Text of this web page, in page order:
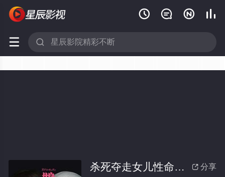
   
 
 分享
杀死夺走女儿性命的人是罪吗？(全集)